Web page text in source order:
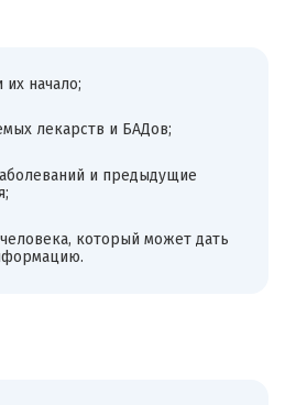
начало;
лекарств и БАДов;
и предыдущие
который может дать